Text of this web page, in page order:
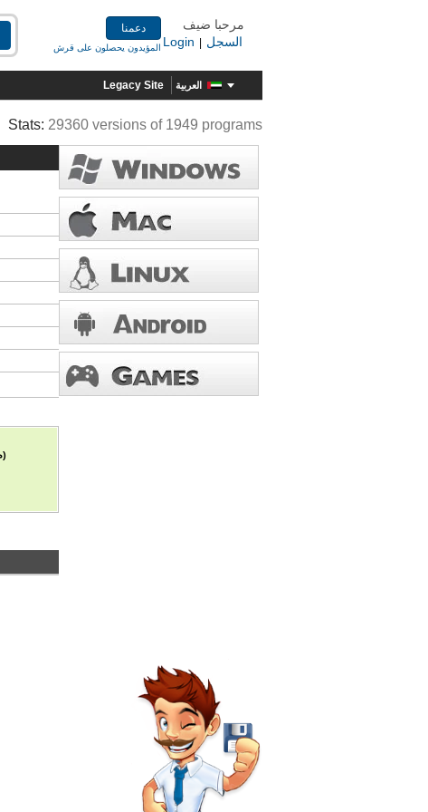
دعمنا
المؤيدون يحصلون على قرش
مرحبا ضيف
Login
السجل
Legacy Site العربية
Stats: 29360 versions of 1949 programs
(19,9 م.ب)